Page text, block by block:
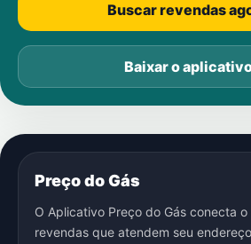
Buscar revendas
Baixar o
Preço do Gás
O Aplicativo Preço do Gás conecta
revendas que atendem seu